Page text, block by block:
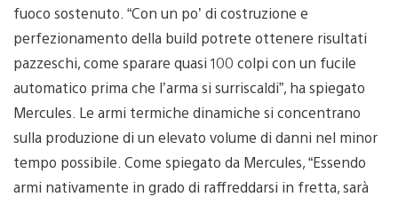
fuoco sostenuto. “Con un po’ di costruzione e
perfezionamento della build potrete ottenere risultati
pazzeschi, come sparare quasi 100 colpi con un fucile
automatico prima che l’arma si surriscaldi”, ha spiegato
Mercules. Le armi termiche dinamiche si concentrano
sulla produzione di un elevato volume di danni nel minor
tempo possibile. Come spiegato da Mercules, “Essendo
armi nativamente in grado di raffreddarsi in fretta, sarà